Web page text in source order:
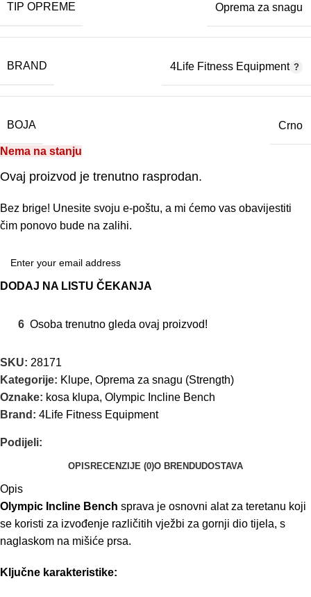
TIP OPREME Oprema za snagu
BRAND 4Life Fitness Equipment
BOJA Crno
Nema na stanju
Ovaj proizvod je trenutno rasprodan.
Bez brige! Unesite svoju e-poštu, a mi ćemo vas obavijestiti
čim ponovo bude na zalihi.
DODAJ NA LISTU ČEKANJA
6 Osoba trenutno gleda ovaj proizvod!
SKU: 28171
Kategorije: Klupe, Oprema za snagu (Strength)
Oznake: kosa klupa, Olympic Incline Bench
Brand: 4Life Fitness Equipment
Podijeli:
OPIS RECENZIJE (0)O BRENDUDOSTAVA
Opis
Olympic Incline Bench sprava je osnovni alat za teretanu koji
se koristi za izvođenje različitih vježbi za gornji dio tijela, s
naglaskom na mišiće prsa.
Ključne karakteristike: